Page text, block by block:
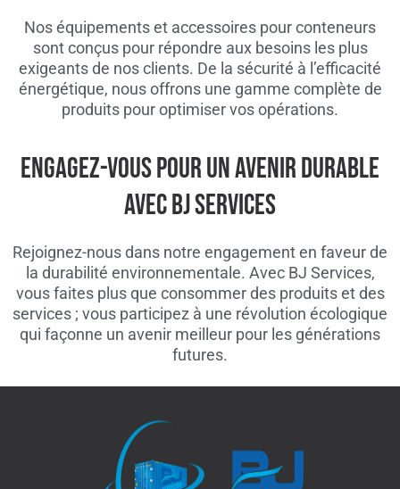
Nos équipements et accessoires pour conteneurs
sont conçus pour répondre aux besoins les plus
exigeants de nos clients. De la sécurité à l’efficacité
énergétique, nous offrons une gamme complète de
produits pour optimiser vos opérations.
ENGAGEZ-VOUS POUR UN AVENIR DURABLE
AVEC BJ SERVICES
Rejoignez-nous dans notre engagement en faveur de
la durabilité environnementale. Avec BJ Services,
vous faites plus que consommer des produits et des
services ; vous participez à une révolution écologique
qui façonne un avenir meilleur pour les générations
futures.